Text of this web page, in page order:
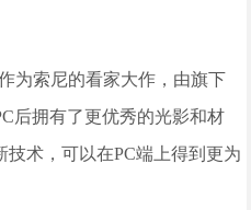
为索尼的看家大作，由旗下
后拥有了更优秀的光影和材
术，可以在PC端上得到更为